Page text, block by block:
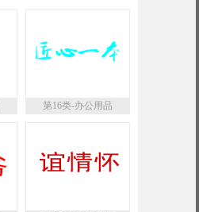
第16类-办公用品